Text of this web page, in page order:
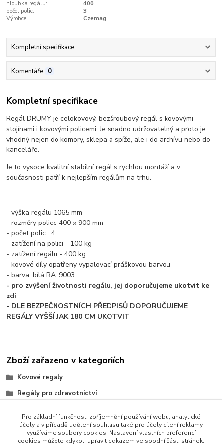
hloubka regálu:
400
počet polic:
3
Výrobce:
Czemag
Kompletní specifikace
Komentáře 0
Kompletní specifikace
Regál DRUMY je celokovový, bezšroubový regál s kovovými
stojínami i kovovými policemi. Je snadno udržovatelný a proto je
vhodný nejen do komory, sklepa a spíže, ale i do archívu nebo do
kanceláře.
Je to vysoce kvalitní stabilní regál s rychlou montáží a v
současnosti patří k nejlepším regálům na trhu.
- výška regálu 1065 mm
- rozměry police 400 x 900 mm
- počet polic : 4
- zatížení na polici - 100 kg
- zatížení regálu - 400 kg
- kovové díly opatřeny vypalovací práškovou barvou
- barva: bílá RAL9003
- pro zvýšení životnosti regálu, jej doporučujeme ukotvit ke
zdi
- DLE BEZPEČNOSTNÍCH PŘEDPISŮ DOPORUČUJEME
REGÁLY VYŠŠÍ JAK 180 CM UKOTVIT
Zboží zařazeno v kategoriích
Kovové regály
Regály pro zdravotnictví
Celokovové regály
Regály do spíže
Pro základní funkčnost, zpříjemnění používání webu, analytické
účely a v případě udělení souhlasu také pro účely cílení reklamy
využíváme soubory cookies. Nastavení vlastních preferencí
cookies můžete kdykoli upravit odkazem ve spodní části stránek.